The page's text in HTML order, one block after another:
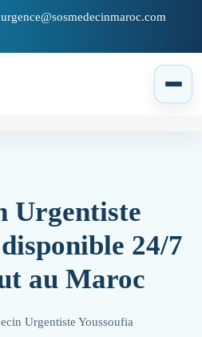
urgence@sosmedecinmaroc.com
Urgentiste
24/7
au Maroc
Urgentiste Youssoufia